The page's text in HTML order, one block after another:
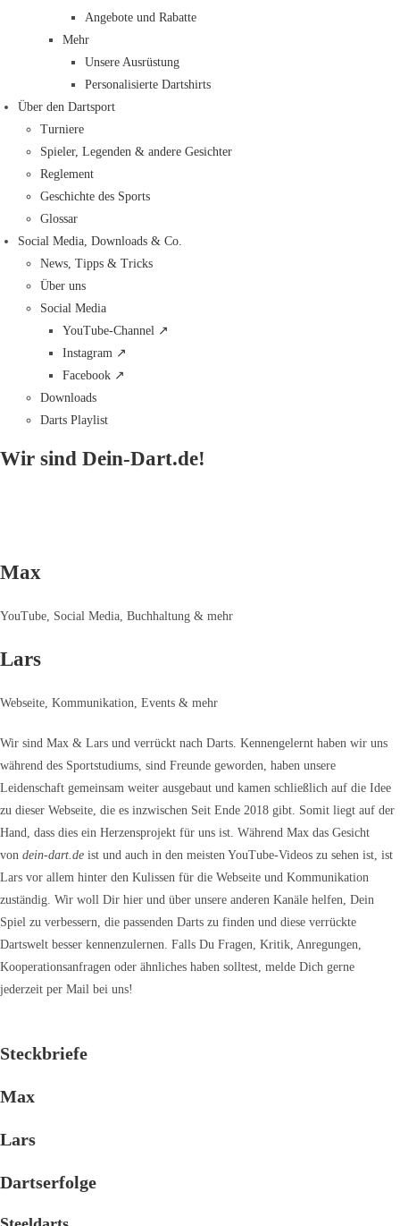
Angebote und Rabatte
Mehr
Unsere Ausrüstung
Personalisierte Dartshirts
Über den Dartsport
Turniere
Spieler, Legenden & andere Gesichter
Reglement
Geschichte des Sports
Glossar
Social Media, Downloads & Co.
News, Tipps & Tricks
Über uns
Social Media
YouTube-Channel ↗
Instagram ↗
Facebook ↗
Downloads
Darts Playlist
Wir sind Dein-Dart.de!
Max
YouTube, Social Media, Buchhaltung & mehr
Lars
Webseite, Kommunikation, Events & mehr
Wir sind Max & Lars und verrückt nach Darts. Kennengelernt haben wir uns
während des Sportstudiums, sind Freunde geworden, haben unsere
Leidenschaft gemeinsam weiter ausgebaut und kamen schließlich auf die Idee
zu dieser Webseite, die es inzwischen Seit Ende 2018 gibt. Somit liegt auf der
Hand, dass dies ein Herzensprojekt für uns ist. Während Max das Gesicht
von dein-dart.de ist und auch in den meisten YouTube-Videos zu sehen ist, ist
Lars vor allem hinter den Kulissen für die Webseite und Kommunikation
zuständig. Wir woll Dir hier und über unsere anderen Kanäle helfen, Dein
Spiel zu verbessern, die passenden Darts zu finden und diese verrückte
Dartswelt besser kennenzulernen. Falls Du Fragen, Kritik, Anregungen,
Kooperationsanfragen oder ähnliches haben solltest, melde Dich gerne
jederzeit per Mail bei uns!
Steckbriefe
Max
Lars
Dartserfolge